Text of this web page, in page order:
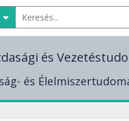
és
és